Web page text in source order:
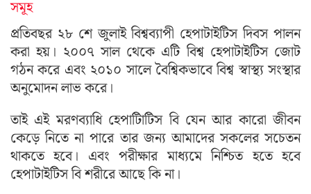
সমূহ
প্রতিবছর ২৮ শে জুলাই বিশ্বব্যাপী হেপাটাইটিস দিবস পালন
করা হয়। ২০০৭ সাল থেকে এটি বিশ্ব হেপাটাইটিস জোট
গঠন করে এবং ২০১০ সালে বৈশ্বিকভাবে বিশ্ব স্বাস্থ্য সংস্থার
অনুমোদন লাভ করে।
তাই এই মরণব্যাধি হেপাটািটিস বি যেন আর কারো জীবন
কেড়ে নিতে না পারে তার জন্য আমাদের সকলের সচেতন
থাকতে হবে। এবং পরীক্ষার মাধ্যমে নিশ্চিত হতে হবে
হেপাটাইটিস বি শরীরে আছে কি না।